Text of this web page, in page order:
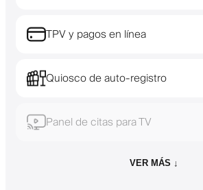
TPV y pagos en línea
Quiosco de auto-registro
Panel de citas para TV
VER MÁS ↓